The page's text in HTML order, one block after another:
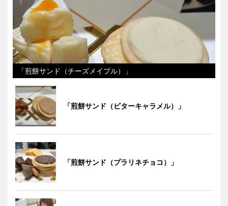
「煎餅サンド（チーズメイプル）」
「煎餅サンド（ビターキャラメル）」
「煎餅サンド（プラリネチョコ）」